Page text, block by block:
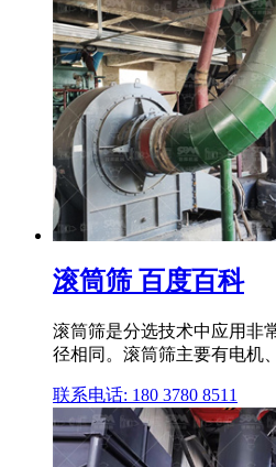
滚筒筛 百度百科
滚筒筛是分选技术中应用非
径相同。滚筒筛主要有电机
联系电话: 180 3780 8511